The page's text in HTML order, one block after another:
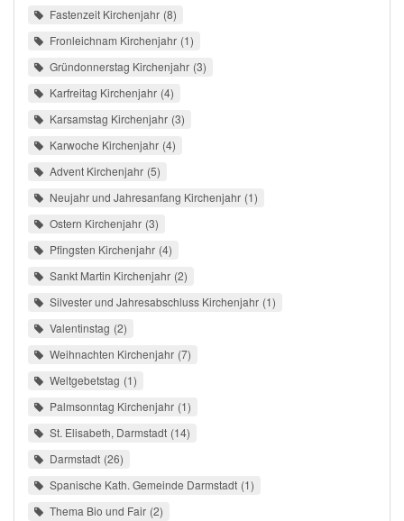
Fastenzeit Kirchenjahr 8
Fronleichnam Kirchenjahr 1
Gründonnerstag Kirchenjahr 3
Karfreitag Kirchenjahr 4
Karsamstag Kirchenjahr 3
Karwoche Kirchenjahr 4
Advent Kirchenjahr 5
Neujahr und Jahresanfang Kirchenjahr 1
Ostern Kirchenjahr 3
Pfingsten Kirchenjahr 4
Sankt Martin Kirchenjahr 2
Silvester und Jahresabschluss Kirchenjahr 1
Valentinstag 2
Weihnachten Kirchenjahr 7
Weltgebetstag 1
Palmsonntag Kirchenjahr 1
St. Elisabeth, Darmstadt 14
Darmstadt 26
Spanische Kath. Gemeinde Darmstadt 1
Thema Bio und Fair 2